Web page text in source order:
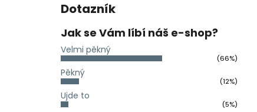
Dotazník
Jak se Vám líbí náš e-shop?
Velmi pěkný
(66%)
Pěkný
(12%)
Ujde to
(5%)